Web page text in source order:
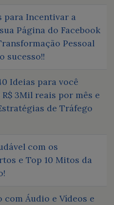
para Incentivar a
Página do Facebook
Pessoal
sucesso!!
Ideias para você
3Mil reais por mês e
de Tráfego
com os
e Top 10 Mitos da
com Áudio e Vídeos e